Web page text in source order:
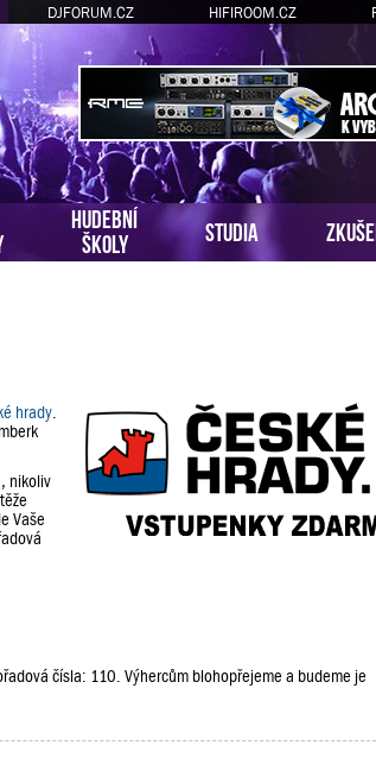
DJFORUM.CZ HIFIROOM.CZ
HUDEBNÍ
ŠKOLY
STUDIA
hrady
nikoliv
Vaše
čísla: 110. Výhercům blohopřejeme a budeme je